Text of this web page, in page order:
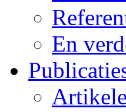
En